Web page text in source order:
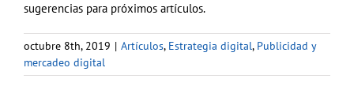
sugerencias para próximos artículos.
octubre 8th, 2019 | Artículos, Estrategia digital, Publicidad y
mercadeo digital